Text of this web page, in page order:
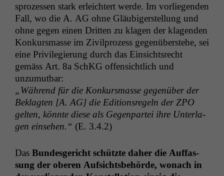
sprozessen stark erle­ichtert werde. Im vor­liegen­den
Fall, wo die A. AG ohne Gläu­biger­stel­lung und
ohne gegen einen Drit­ten zu kla­gen der kla­gen­den
Konkurs­masse im Zivil­prozess gegenüber­ste­he, sei
eine Priv­i­legierung durch das Ein­sicht­srecht
gemäss Art. 8a SchKG offen­sichtlich und
unzumutbar:
„Während für die Konkurs­masse gegenüber der
Beklagten [A. AG] die Edi­tion­sregeln der ZPO
gel­ten, kön­nte diese als Gegen­partei ihre Unter­la­
gen ein­se­hen.“ (E. 3.4.2)
Das Bun­des­gericht schützte daher die Auf­fas­
sung der oberen Auf­sichts­be­hörde, wonach in